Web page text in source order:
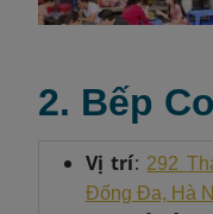
2. Bếp
Vị trí: 292
Đống Đa, Hà